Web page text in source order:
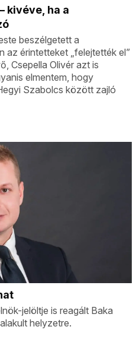
kivéve, ha a
beszélgetett a
az érintetteket „felejtették el”
Csepella Olivér azt is
elmentem, hogy
Szabolcs között zajló
jelöltje is reagált Baka
helyzetre.